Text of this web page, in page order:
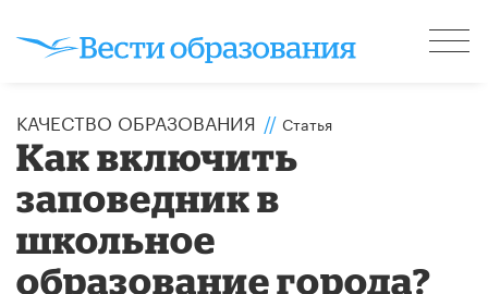
КАЧЕСТВО ОБРАЗОВАНИЯ // Статья
Как включить
заповедник в
школьное
образование города?